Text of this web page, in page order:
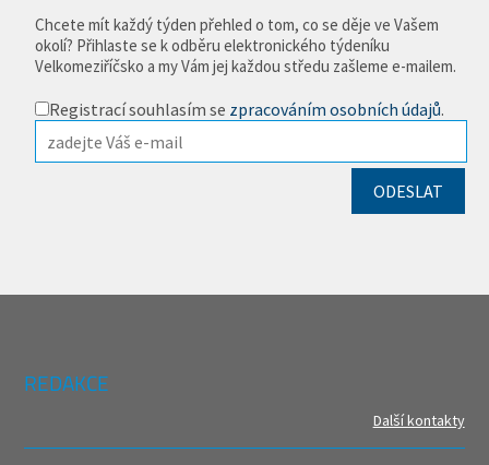
Chcete mít každý týden přehled o tom, co se děje ve Vašem
okolí? Přihlaste se k odběru elektronického týdeníku
Velkomeziříčsko a my Vám jej každou středu zašleme e-mailem.
Registrací souhlasím se zpracováním osobních údajů.
REDAKCE
Další kontakty